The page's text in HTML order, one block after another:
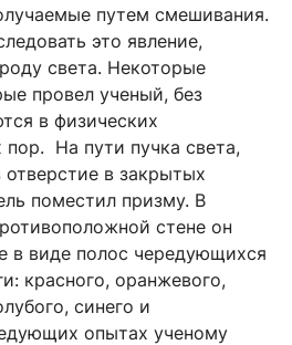
путем смешивания.
это явление,
света. Некоторые
провел ученый, без
в физических
пор. На пути пучка света,
в закрытых
поместил призму. В
стене он
в виде полос чередующихся
красного, оранжевого,
синего и
опытах ученому